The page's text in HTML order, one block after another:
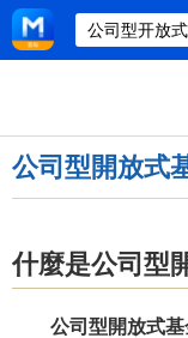
公司型開放式
什麼是公司型
公司型開放式基